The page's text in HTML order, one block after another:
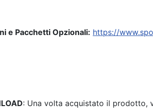
e Pacchetti Opzionali: https://
: Una volta acquistato il prodotto,